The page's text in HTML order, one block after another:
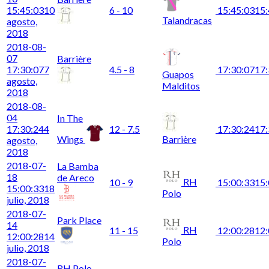
15:45:0310
agosto,
2018
6 - 10
Talandracas
15:45:03
2018-08-
07
17:30:077
agosto,
2018
Barrière
4.5 - 8
Guapos
Malditos
17:30:07
2018-08-
04
17:30:244
agosto,
2018
In The
Wings
12 - 7.5
Barrière
17:30:24
2018-07-
18
15:00:3318
julio, 2018
La Bamba
de Areco
10 - 9
RH
Polo
15:00:33
2018-07-
14
12:00:2814
julio, 2018
Park Place
11 - 15
RH
Polo
12:00:28
2018-07-